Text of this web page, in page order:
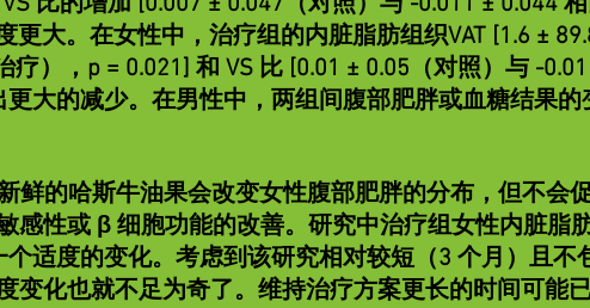
更大。在女性中，治疗组的内脏脂肪组织VAT [1.6 ±
疗），p = 0.021] 和 VS 比 [0.01 ± 0.05（对照）与 -
更大的减少。在男性中，两组间腹部肥胖或血糖结果
鲜的哈斯牛油果会改变女性腹部肥胖的分布，但不会
感性或 β 细胞功能的改善。研究中治疗组女性内脏脂
个适度的变化。考虑到该研究相对较短（3 个月）且不
变化也就不足为奇了。维持治疗方案更长的时间可能